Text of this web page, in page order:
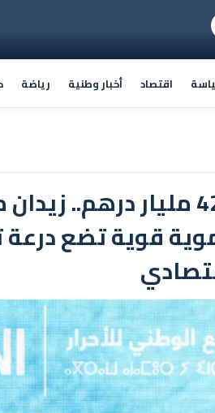
اقتصاد أخبار وطنية رياضة
مشاريع بـ 42 مليار
قوية تضع